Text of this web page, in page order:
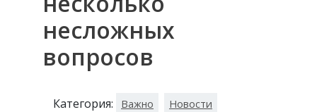
несложных
вопросов
Категория: Важно Новости